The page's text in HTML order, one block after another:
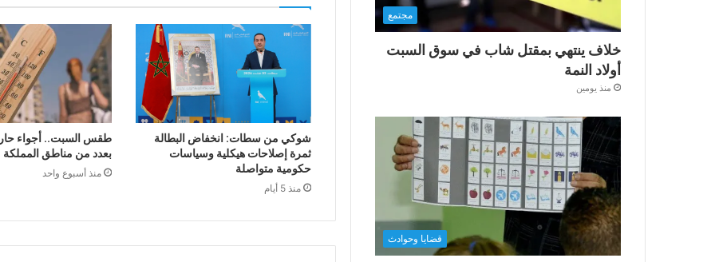
شوكي من سطات: انخفاض البطالة
ثمرة إصلاحات هيكلية وسياسات
حكومية متواصلة
منذ 5 أيام
طقس السبت.. أجواء
بعدد من مناطق المملكة
منذ أسبوع واحد
مجتمع
خلاف ينتهي بمقتل شاب في سوق السبت
أولاد النمة
منذ يومين
قضايا وحوادث